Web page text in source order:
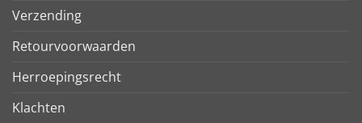
Verzending
Retourvoorwaarden
Herroepingsrecht
Klachten